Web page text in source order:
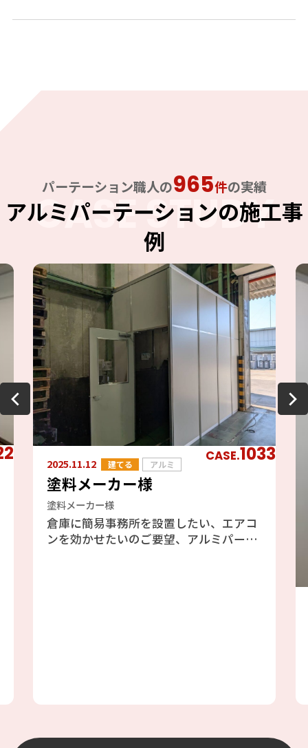
CASE STUDY
パーテーション職人の965件の実績
アルミパーテーションの施工事
例
CASE.1033
2025.11.12 建てる アルミ
塗料メーカー様
塗料メーカー様
倉庫に簡易事務所を設置したい、エアコ
ンを効かせたいのご要望、アルミパーテ